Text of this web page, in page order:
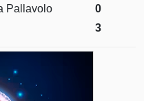
Pallavolo
0
3